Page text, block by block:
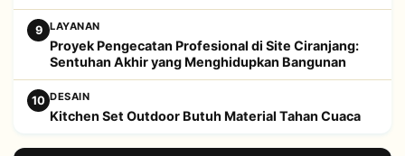
9 LAYANAN
Proyek Pengecatan Profesional di Site Ciranjang:
Sentuhan Akhir yang Menghidupkan Bangunan
10 DESAIN
Kitchen Set Outdoor Butuh Material Tahan Cuaca